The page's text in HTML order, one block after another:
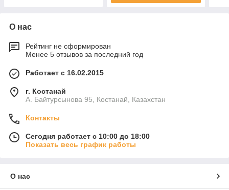
О нас
Рейтинг не сформирован
Менее 5 отзывов за последний год
Работает с 16.02.2015
г. Костанай
А. Байтурсынова 95, Костанай, Казахстан
Контакты
Сегодня работает с 10:00 до 18:00
Показать весь график работы
О нас